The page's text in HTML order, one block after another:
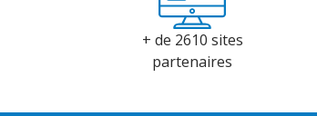
+ de 2610 sites
partenaires